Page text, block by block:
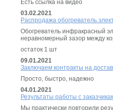
Есть ссылка на видео
03.02.2021
Распродажа обогреватель
Обогреватель инфракрасный
неравномерный зазор между
остаток 1 шт
09.01.2021
Заключаем контракты на
Просто, быстро, надежно
04.01.2021
Результаты работы с
Мы практически повторили